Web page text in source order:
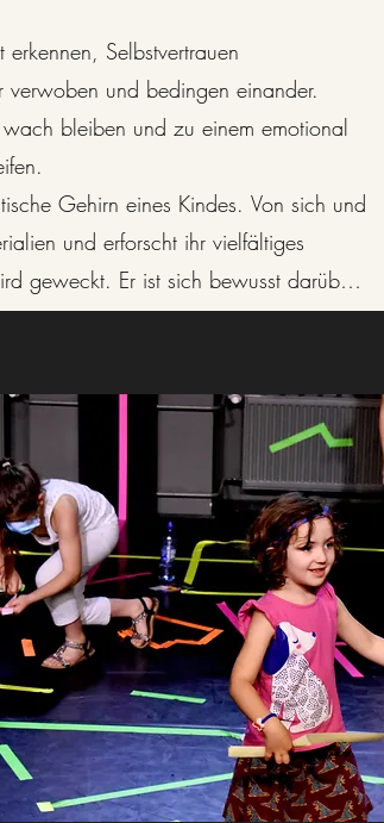
Selbstvertrauen
verwoben und bedingen einander.
bleiben und zu einem emotional
Gehirn eines Kindes. Von sich und
und erforscht ihr vielfältiges
geweckt. Er ist sich bewusst darüber,
etwas bewirken kann. All
wenn du erwachsen bist.“ (Pablo
umzudeuten und anders als üblich zu
nicht-konforme
er als besondere Persönlichkeit in
Leben weiterkommen.
Reform- und Freie Schulen sind
die Film-Dokumentation von Erwin